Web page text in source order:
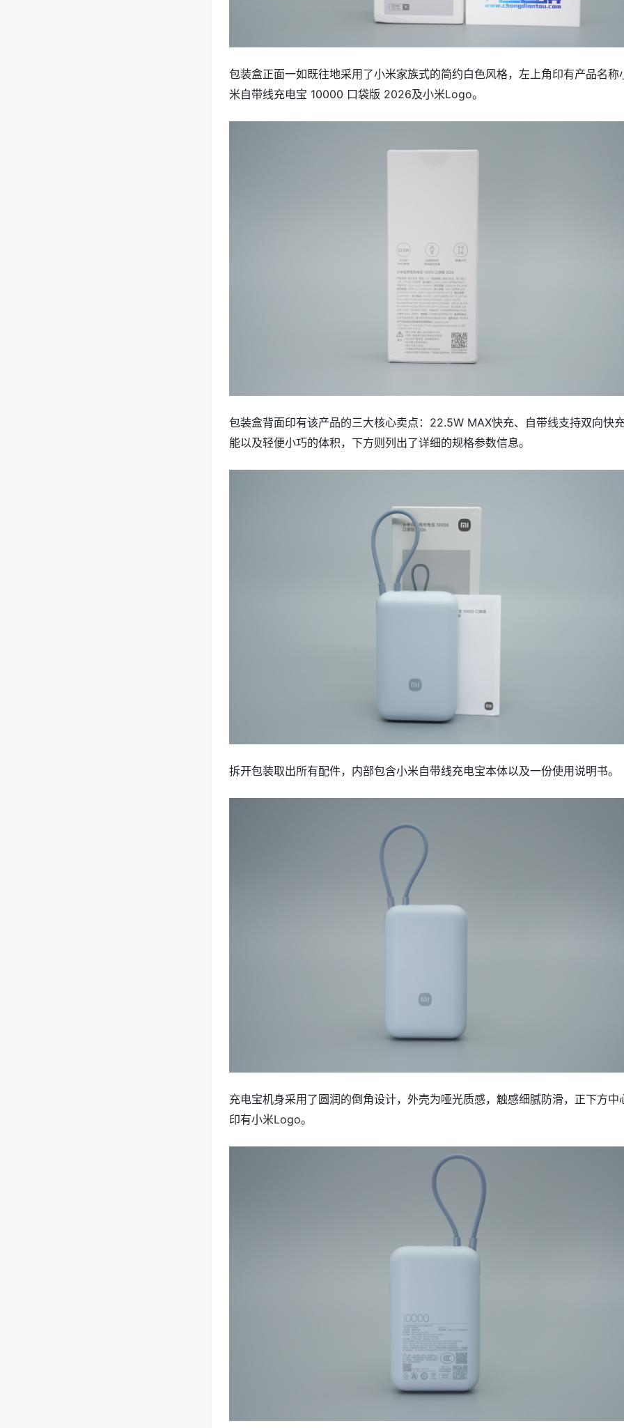
包装盒正面一如既往地采用了小米家族式的简约白色风格，左上角印有产品名称
米自带线充电宝 10000 口袋版 2026及小米Logo。
包装盒背面印有该产品的三大核心卖点：22.5W MAX快充、自带线支持双向快
能以及轻便小巧的体积，下方则列出了详细的规格参数信息。
拆开包装取出所有配件，内部包含小米自带线充电宝本体以及一份使用说明书。
充电宝机身采用了圆润的倒角设计，外壳为哑光质感，触感细腻防滑，正下方中
印有小米Logo。